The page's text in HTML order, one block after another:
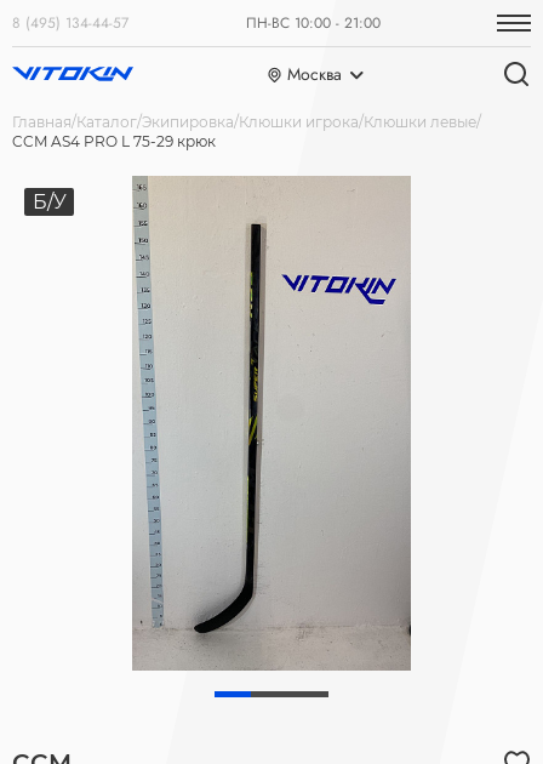
8 (495) 134-44-57 ПН-ВС 10:00 - 21:00
Москва
Главная Каталог Экипировка Клюшки игрока Клюшки левые
CCM AS4 PRO L 75-29 крюк
Б/У